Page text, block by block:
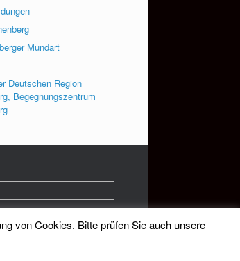
Mundart
Deutschen Region
Begegnungszentrum
von Cookies. Bitte prüfen Sie auch unsere